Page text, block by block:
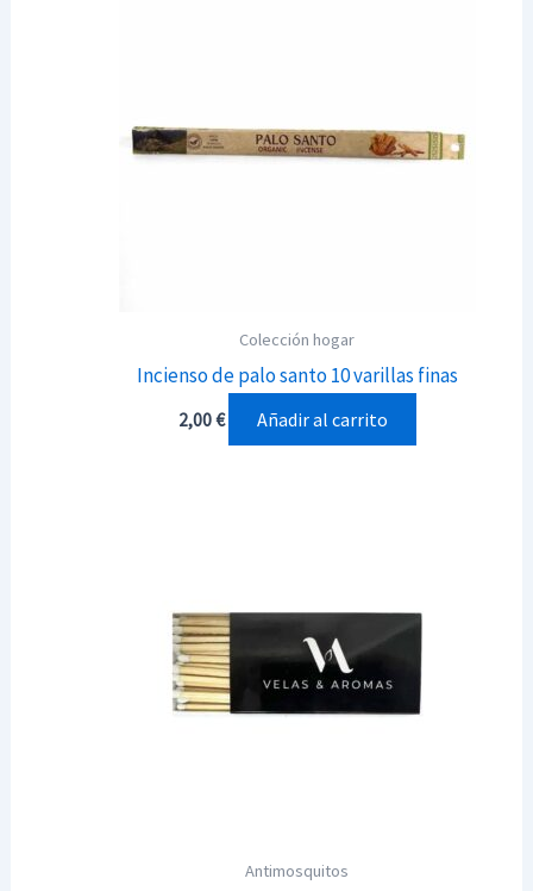
Colección hogar
Incienso de palo santo 10 varillas finas
2,00€ Añadir al carrito
Antimosquitos